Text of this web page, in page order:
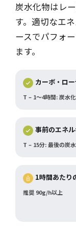
炭水化物はレ
す。適切なエ
ースでパフォ
ます。
カーボ・ロ
T – 1～4時間: 炭水
事前のエネ
T – 15分: 最後の炭
1時間あたり
推奨 90g/h以上